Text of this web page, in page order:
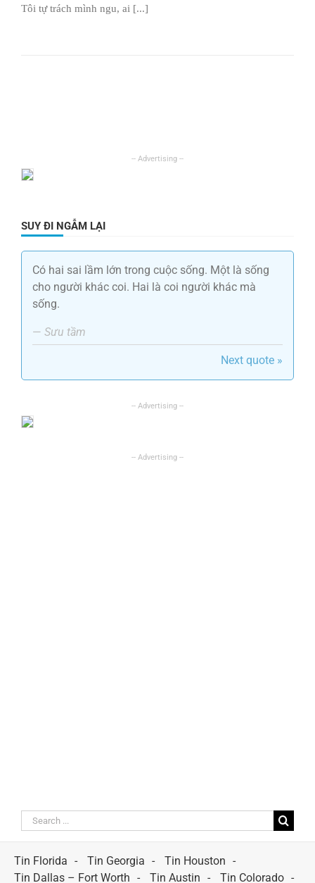
Tôi tự trách mình ngu, ai [...]
SUY ĐI NGẪM LẠI
Có hai sai lầm lớn trong cuộc sống. Một là sống
cho người khác coi. Hai là coi người khác mà
sống.
— Sưu tầm
Next quote »
Search
for:
Tin Florida
Tin Georgia
Tin Houston
Tin Dallas – Fort Worth
Tin Austin
Tin Colorado